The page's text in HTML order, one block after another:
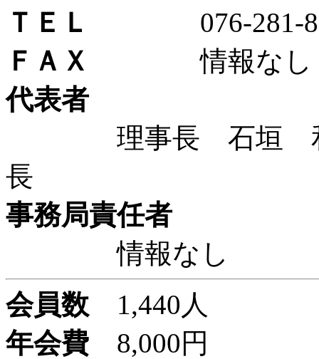
ＴＥＬ
076-281-
ＦＡＸ
情報なし
代表者
理事長 石垣 和
長
事務局責任者
情報なし
会員数 1,440人
年会費 8,000円